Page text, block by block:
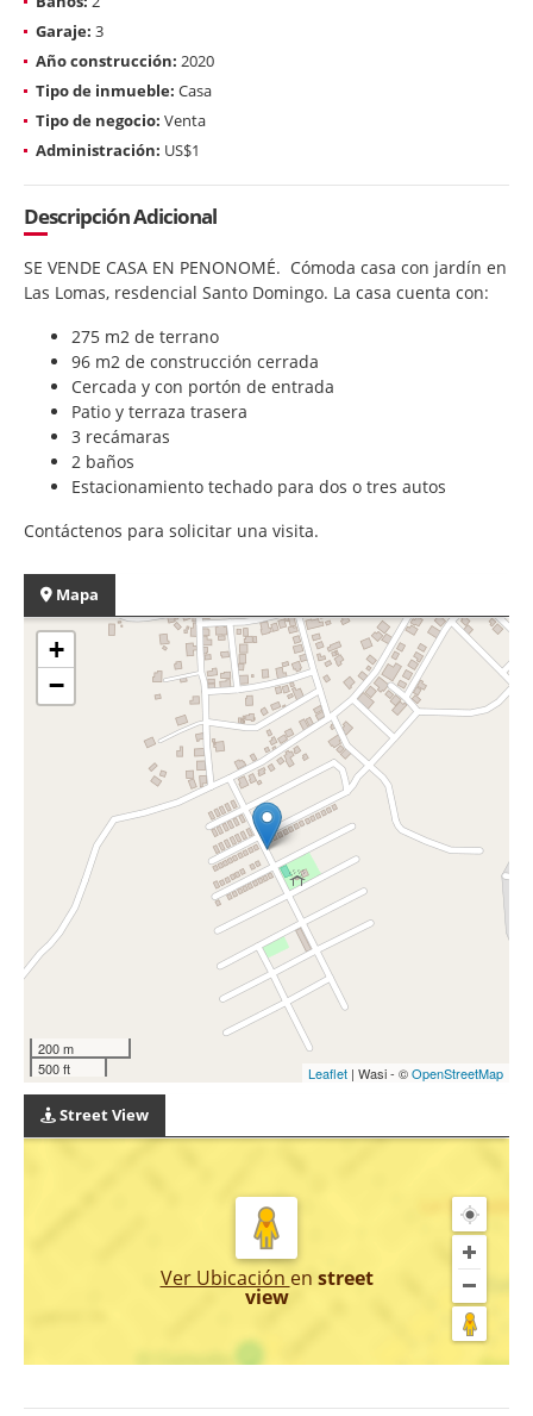
Garaje: 3
Año construcción: 2020
Tipo de inmueble: Casa
Tipo de negocio: Venta
Administración: US$1
Descripción Adicional
SE VENDE CASA EN PENONOMÉ. Cómoda casa con jardín en
Las Lomas, resdencial Santo Domingo. La casa cuenta con:
275 m2 de terrano
96 m2 de construcción cerrada
Cercada y con portón de entrada
Patio y terraza trasera
3 recámaras
2 baños
Estacionamiento techado para dos o tres autos
Contáctenos para solicitar una visita.
Mapa
+
−
200 m
500 ft
Leaflet | Wasi - ©OpenStreetMap
Street View
Ver Ubicación en street
view